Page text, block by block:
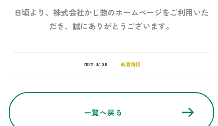
日頃より、株式会社かじ惣のホームページをご利用いた
だき、誠にありがとうございます。
2022-07-30 新着情報
一覧へ戻る